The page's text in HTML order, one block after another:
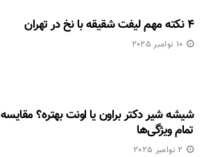
۴ نکته مهم لیفت شقیقه با نخ در تهران
10 نوامبر 2025
شیشه شیر دکتر براون یا اونت بهتره؟ مقایسه
تمام ویژگی‌ها
2 نوامبر 2025